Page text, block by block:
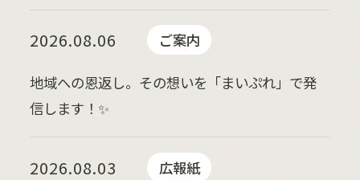
2026.08.06 ご案内
地域への恩返し。その想いを「まいぷれ」で発
信します！✨
2026.08.03 広報紙